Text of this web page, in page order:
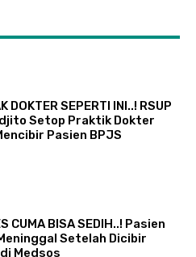
DOKTER SEPERTI INI..! RSUP
Setop Praktik Dokter
Pasien BPJS
CUMA BISA SEDIH..! Pasien
Setelah Dicibir
Medsos